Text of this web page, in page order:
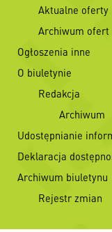
Aktualne oferty
Archiwum ofert
Ogłoszenia inne
O biuletynie
Redakcja
Archiwum
Udostępnianie
Deklaracja
Archiwum biuletynu
Rejestr zmian